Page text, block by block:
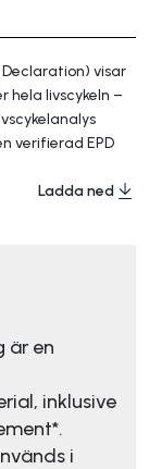
Declaration) visar
hela livscykeln –
verifierad EPD
Ladda ned
är en
inklusive
i